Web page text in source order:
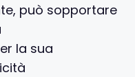
può sopportare
la sua